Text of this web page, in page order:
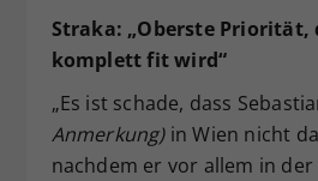
Straka: „Oberste Priorität,
komplett fit wird“
„Es ist schade, dass
Anmerkung)in Wien nicht
nachdem er vor allem in